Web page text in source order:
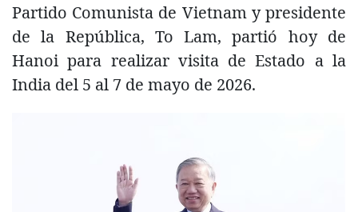
Partido Comunista de Vietnam y presidente
de la República, To Lam, partió hoy de
Hanoi para realizar visita de Estado a la
India del 5 al 7 de mayo de 2026.